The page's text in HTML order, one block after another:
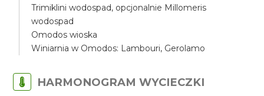
Trimiklini wodospad, opcjonalnie Millomeris
wodospad
Omodos wioska
Winiarnia w Omodos: Lambouri, Gerolamo
HARMONOGRAM WYCIECZKI